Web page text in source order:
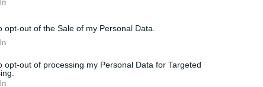
opt-out of the Sale of my Personal Data.
opt-out of processing my Personal Data for Targeted